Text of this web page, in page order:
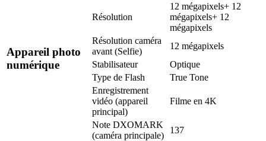
Appareil photo
numérique
Résolution
12 mégapixels+ 12
mégapixels+ 12
mégapixels
Résolution caméra
avant (Selfie)
12 mégapixels
Stabilisateur
Optique
Type de Flash
True Tone
Enregistrement
vidéo (appareil
principal)
Filme en 4K
Note DXOMARK
(caméra principale)
137